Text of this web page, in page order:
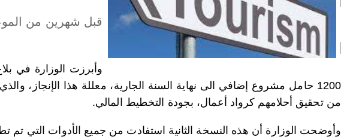
قبل شهرين من
وأبرزت الوزارة في
من تحقيق أحلامهم كرواد أعمال، بجودة التخطيط المالي.
وأوضحت الوزارة أن هذه النسخة الثانية استفادت من جميع الأدوات التي تم